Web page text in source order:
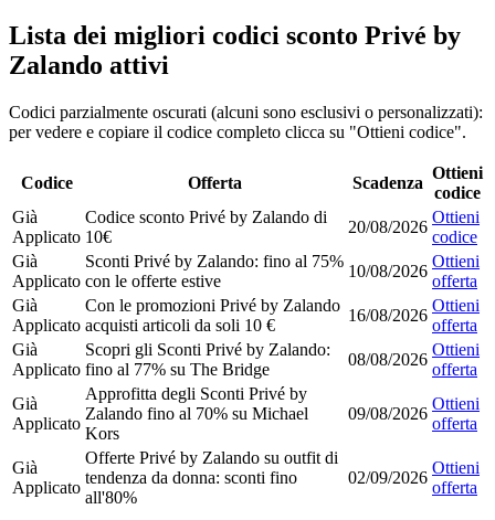
Lista dei migliori codici sconto Privé by
Zalando attivi
Codici parzialmente oscurati (alcuni sono esclusivi o personalizzati):
per vedere e copiare il codice completo clicca su "Ottieni codice".
Codice Offerta Scadenza
Ottieni
codice
Già
Applicato
Codice sconto Privé by Zalando di
10€
20/08/2026
Ottieni
codice
Già
Applicato
Sconti Privé by Zalando: fino al 75%
con le offerte estive
10/08/2026
Ottieni
offerta
Già
Applicato
Con le promozioni Privé by Zalando
acquisti articoli da soli 10 €
16/08/2026
Ottieni
offerta
Già
Applicato
Scopri gli Sconti Privé by Zalando:
fino al 77% su The Bridge
08/08/2026
Ottieni
offerta
Già
Applicato
Approfitta degli Sconti Privé by
Zalando fino al 70% su Michael
Kors
09/08/2026
Ottieni
offerta
Già
Applicato
Offerte Privé by Zalando su outfit di
tendenza da donna: sconti fino
all'80%
02/09/2026
Ottieni
offerta